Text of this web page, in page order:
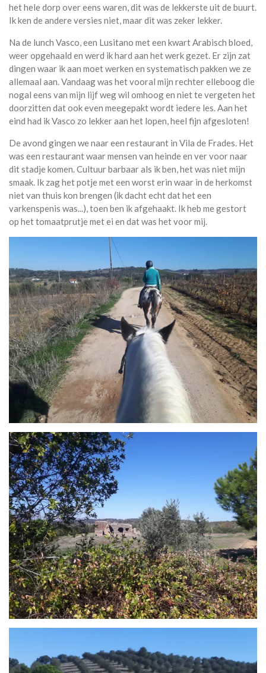
het hele dorp over eens waren, dit was de lekkerste uit de buurt.
Ik ken de andere versies niet, maar dit was zeker lekker.
Na de lunch Vasco, een Lusitano met een kwart Arabisch bloed,
weer opgehaald en werd ik hard aan het werk gezet. Er zijn zat
dingen waar ik aan moet werken en systematisch pakken we ze
allemaal aan. Vandaag was het vooral mijn rechter elleboog die
nogal eens van mijn lijf weg wil omhoog en niet te vergeten het
doorzitten dat ook even meegepakt wordt iedere les. Aan het
eind had ik Vasco zo lekker aan het lopen, heel fijn afgesloten!
De avond gingen we naar een restaurant in Vila de Frades. Het
was een restaurant waar mensen van heinde en ver voor naar
dit stadje komen. Cultuur barbaar als ik ben, het was niet mijn
smaak. Ik zag het potje met een worst erin waar in de herkomst
niet van thuis kon brengen (ik dacht echt dat het een
varkenspenis was...), toen ben ik afgehaakt. Ik heb me gestort
op het tomaatprutje met ei en dat was het voor mij.